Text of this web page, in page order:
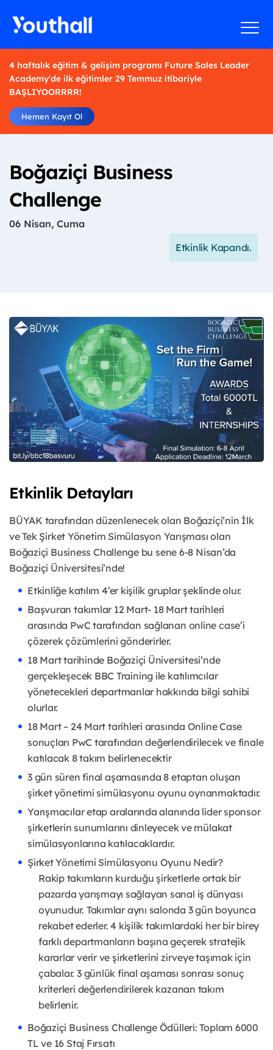
4 haftalık eğitim & gelişim programı Future Sales Leader
Academy'de ilk eğitimler 29 Temmuz itibariyle
BAŞLIYOORRRR!
Hemen Kayıt Ol
Boğaziçi Business
Challenge
06 Nisan, Cuma
Etkinlik Kapandı.
Etkinlik Detayları
BÜYAK tarafından düzenlenecek olan Boğaziçi’nin İlk
ve Tek Şirket Yönetim Simülasyon Yarışması olan
Boğaziçi Business Challenge bu sene 6-8 Nisan’da
Boğaziçi Üniversitesi’nde!
Etkinliğe katılım 4’er kişilik gruplar şeklinde olur.
Başvuran takımlar 12 Mart- 18 Mart tarihleri
arasında PwC tarafından sağlanan online case’i
çözerek çözümlerini gönderirler.
18 Mart tarihinde Boğaziçi Üniversitesi’nde
gerçekleşecek BBC Training ile katılımcılar
yönetecekleri departmanlar hakkında bilgi sahibi
olurlar.
18 Mart – 24 Mart tarihleri arasında Online Case
sonuçları PwC tarafından değerlendirilecek ve finale
katılacak 8 takım belirlenecektir
3 gün süren final aşamasında 8 etaptan oluşan
şirket yönetimi simülasyonu oyunu oynanmaktadır.
Yarışmacılar etap aralarında alanında lider sponsor
şirketlerin sunumlarını dinleyecek ve mülakat
simülasyonlarına katılacaklardır.
Şirket Yönetimi Simülasyonu Oyunu Nedir?
Rakip takımların kurduğu şirketlerle ortak bir
pazarda yarışmayı sağlayan sanal iş dünyası
oyunudur. Takımlar aynı salonda 3 gün boyunca
rekabet ederler. 4 kişilik takımlardaki her bir birey
farklı departmanların başına geçerek stratejik
kararlar verir ve şirketlerini zirveye taşımak için
çabalar. 3 günlük final aşaması sonrası sonuç
kriterleri değerlendirilerek kazanan takım
belirlenir.
Boğaziçi Business Challenge Ödülleri: Toplam 6000
TL ve 16 Staj Fırsatı